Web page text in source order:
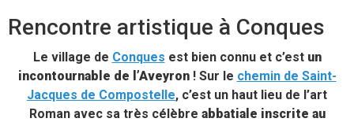
Rencontre artistique à Conques
Le village de Conques est bien connu et c’est un
incontournable de l’Aveyron! Sur le chemin de Saint-
Jacques de Compostelle, c’est un haut lieu de l’art
Roman avec sa très célèbre abbatiale inscrite au